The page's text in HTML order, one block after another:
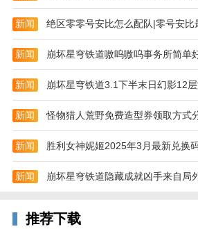
炫舞浪漫爱手游测评
炫舞浪漫爱下载来了!炫舞浪漫爱是
蹈网游，游戏的画质较为精致靓丽
饰品，各种精美的场景，以及精致
音、亲属系统，快来加入游戏享受
新闻 绝区零零号安比怎么配队|零号安比
新闻 崩坏星穹铁道嗷呜嗷呜事务所简单
新闻 崩坏星穹铁道3.1下半末日幻影12
新闻 怪物猎人荒野免费造型券领取方式
新闻 胜利女神妮姬2025年3月最新兑换
新闻 崩坏星穹铁道隐藏成就凶手来自局
推荐下载